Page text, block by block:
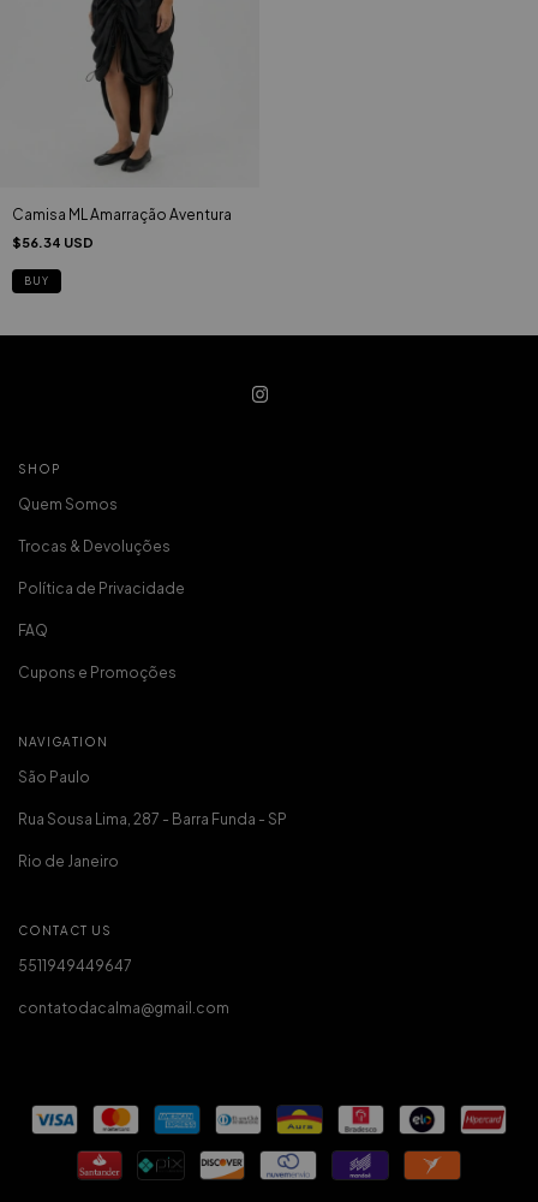
Camisa ML Amarração Aventura
$56.34 USD
BUY
SHOP
Quem Somos
Trocas & Devoluções
Política de Privacidade
FAQ
Cupons e Promoções
NAVIGATION
São Paulo
Rua Sousa Lima, 287 - Barra Funda - SP
Rio de Janeiro
CONTACT US
5511949449647
contatodacalma@gmail.com